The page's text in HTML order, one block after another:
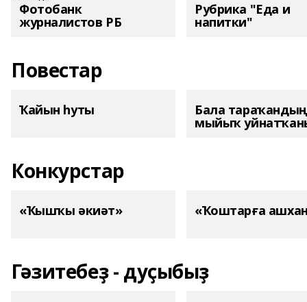
Фотобанк
журналистов РБ
Рубрика "Еда и
напитки"
Повестар
Ҡайын һуты Бала тараҡандың
мыйыҡ
Конкурстар
«Ҡышҡы әкиәт» «Ҡоштарға
Гәзитебеҙ - дуҫыбыҙ